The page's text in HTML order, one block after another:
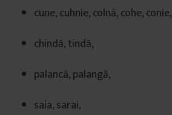
cune, cuhnie, colnă, cohe,
chindă, tindă,
palancă, palangă,
saia, sarai,